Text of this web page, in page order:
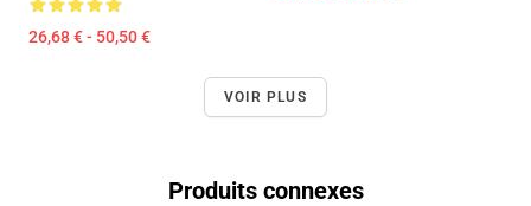
26,68 € - 50,50 €
VOIR PLUS
Produits connexes